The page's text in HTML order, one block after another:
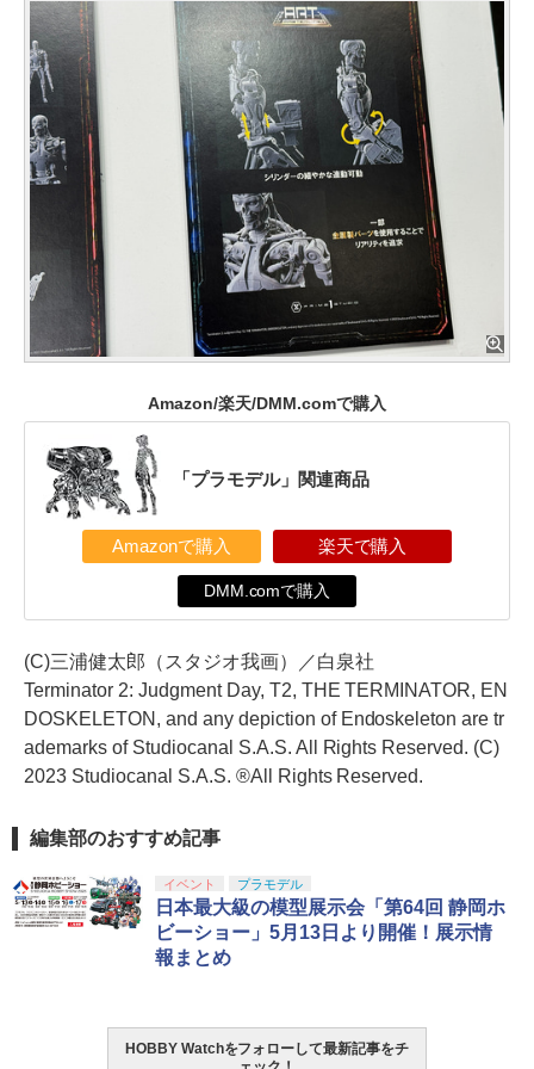
Amazon/楽天/DMM.comで購入
「プラモデル」関連商品
Amazonで購入 楽天で購入
DMM.comで購入
(C)三浦健太郎（スタジオ我画）／白泉社
Terminator 2: Judgment Day, T2, THE TERMINATOR, EN
DOSKELETON, and any depiction of Endoskeleton are tr
ademarks of Studiocanal S.A.S. All Rights Reserved. (C)
2023 Studiocanal S.A.S. ®All Rights Reserved.
編集部のおすすめ記事
イベント プラモデル
日本最大級の模型展示会「第64回 静岡ホ
ビーショー」5月13日より開催！展示情
報まとめ
HOBBY Watchをフォローして最新記事をチ